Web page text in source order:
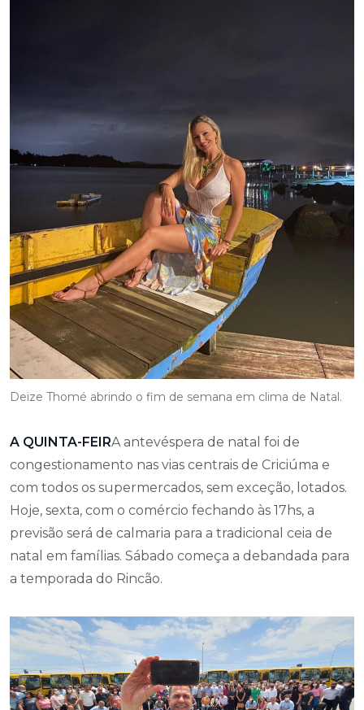
Deize Thomé abrindo o fim de semana em clima de Natal.
A QUINTA-FEIRA antevéspera de natal foi de
congestionamento nas vias centrais de Criciúma e
com todos os supermercados, sem exceção, lotados.
Hoje, sexta, com o comércio fechando às 17hs, a
previsão será de calmaria para a tradicional ceia de
natal em famílias. Sábado começa a debandada para
a temporada do Rincão.